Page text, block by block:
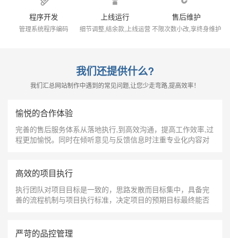
程序开发
管理系统程序编码
上线运行
细节调整,结余款,上线运营
售后维护
不限次数小改,享终身维护
我们还提供什么?
我们汇总网站制作中遇到的常见问题,让您少走弯路,提高效率！
愉悦的合作体验
完善的售后服务体系从落地执行,到高效沟通，提高工作效率,过
程更加愉悦。同时在倾听意见与反馈信息时注重专业化内容对
高效的项目执行
执行团队对项目目标是一致的，思路发散而目标集中，具备完
善的流程机制与项目执行标准，决定项目的预期目标最终能否
严苛的品控管理